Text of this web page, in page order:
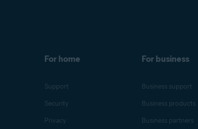
For home
Support
Security
Privacy
For business
Business support
Business products
Business partners